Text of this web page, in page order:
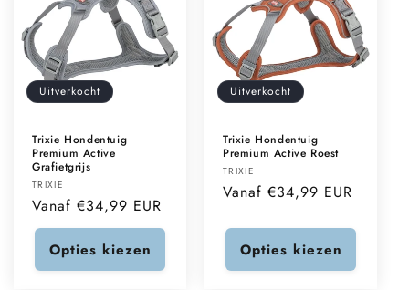
Uitverkocht
Trixie Hondentuig
Premium Active
Grafietgrijs
Verkoper:
TRIXIE
Normale
prijs
Vanaf €34,99 EUR
Opties kiezen
Uitverkocht
Trixie Hondentuig
Premium Active Roest
Verkoper:
TRIXIE
Normale
Vanaf €34,99 EUR
Opties kiezen